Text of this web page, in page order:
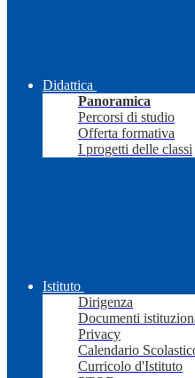
Didattica
Panoramica
Percorsi di studio
Offerta formativa
I progetti delle classi
Istituto
Dirigenza
Documenti
Privacy
Calendario
Curricolo d'Istituto